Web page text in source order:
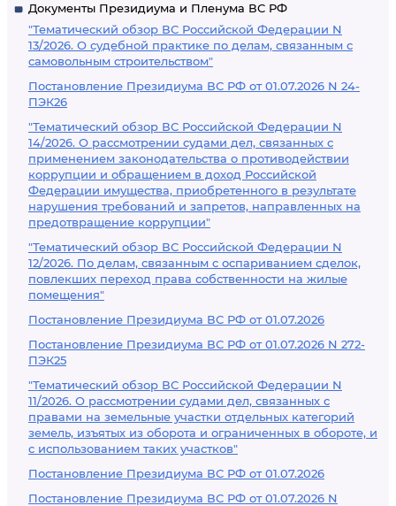
Документы Президиума и Пленума ВС РФ
"Тематический обзор ВС Российской Федерации N
13/2026. О судебной практике по делам, связанным с
самовольным строительством"
Постановление Президиума ВС РФ от 01.07.2026 N 24-
ПЭК26
"Тематический обзор ВС Российской Федерации N
14/2026. О рассмотрении судами дел, связанных с
применением законодательства о противодействии
коррупции и обращением в доход Российской
Федерации имущества, приобретенного в результате
нарушения требований и запретов, направленных на
предотвращение коррупции"
"Тематический обзор ВС Российской Федерации N
12/2026. По делам, связанным с оспариванием сделок,
повлекших переход права собственности на жилые
помещения"
Постановление Президиума ВС РФ от 01.07.2026
Постановление Президиума ВС РФ от 01.07.2026 N 272-
ПЭК25
"Тематический обзор ВС Российской Федерации N
11/2026. О рассмотрении судами дел, связанных с
правами на земельные участки отдельных категорий
земель, изъятых из оборота и ограниченных в обороте, и
с использованием таких участков"
Постановление Президиума ВС РФ от 01.07.2026
Постановление Президиума ВС РФ от 01.07.2026 N